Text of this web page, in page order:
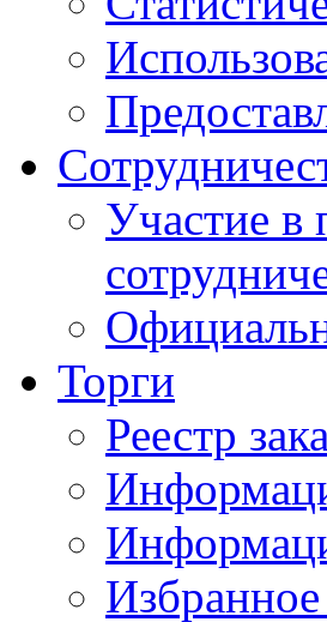
Участие в
Торги
Реестр